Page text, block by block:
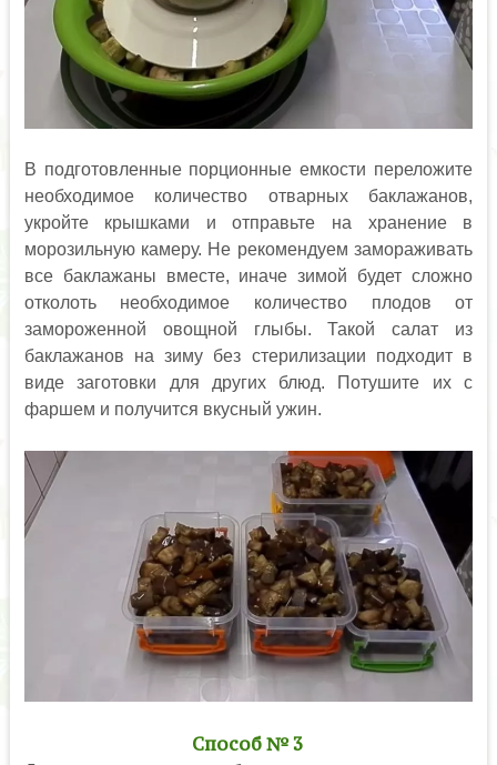
В подготовленные порционные емкости переложите
необходимое количество отварных баклажанов,
укройте крышками и отправьте на хранение в
морозильную камеру. Не рекомендуем замораживать
все баклажаны вместе, иначе зимой будет сложно
отколоть необходимое количество плодов от
замороженной овощной глыбы. Такой салат из
баклажанов на зиму без стерилизации подходит в
виде заготовки для других блюд. Потушите их с
фаршем и получится вкусный ужин.
Способ № 3